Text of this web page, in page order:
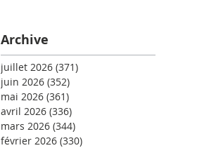
Archive
juillet 2026 (371)
juin 2026 (352)
mai 2026 (361)
avril 2026 (336)
mars 2026 (344)
février 2026 (330)